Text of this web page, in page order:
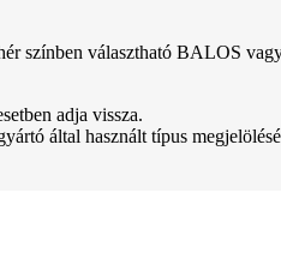
választható BALOS
adja vissza.
által használt típus